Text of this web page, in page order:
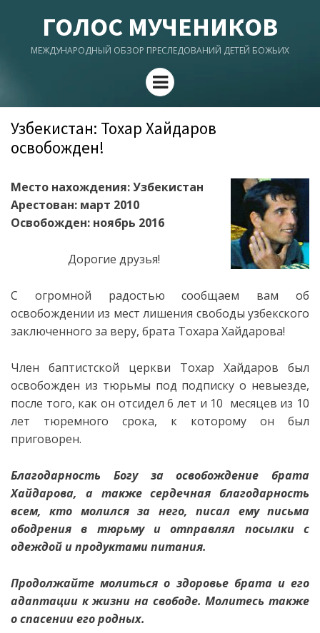
ГОЛОС МУЧЕНИКОВ
МЕЖДУНАРОДНЫЙ ОБЗОР ПРЕСЛЕДОВАНИЙ ДЕТЕЙ БОЖЬИХ
Menu
Узбекистан: Тохар Хайдаров
освобожден!
Место нахождения: Узбекистан
Арестован: март 2010
Освобожден: ноябрь 2016
Дорогие друзья!
С огромной радостью сообщаем вам об
освобождении из мест лишения свободы узбекского
заключенного за веру, брата Тохара Хайдарова!
Член баптистской церкви Тохар Хайдаров был
освобожден из тюрьмы под подписку о невыезде,
после того, как он отсидел 6 лет и 10 месяцев из 10
лет тюремного срока, к которому он был
приговорен.
Благодарность Богу за освобождение брата
Хайдарова, а также сердечная благодарность
всем, кто молился за него, писал ему письма
ободрения в тюрьму и отправлял посылки с
одеждой и продуктами питания.
Продолжайте молиться о здоровье брата и его
адаптации к жизни на свободе. Молитесь также
о спасении его родных.